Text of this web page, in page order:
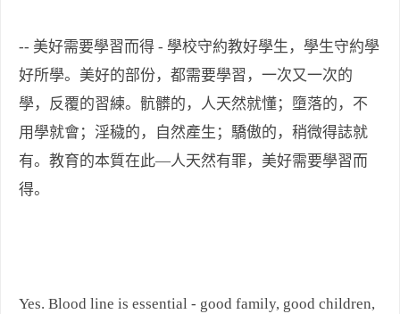
-- 美好需要學習而得 - 學校守約教好學生，學生守約學
好所學。美好的部份，都需要學習，一次又一次的
學，反覆的習練。骯髒的，人天然就懂；墮落的，不
用學就會；淫穢的，自然產生；驕傲的，稍微得誌就
有。教育的本質在此—人天然有罪，美好需要學習而
得。
Yes. Blood line is essential - good family, good children,